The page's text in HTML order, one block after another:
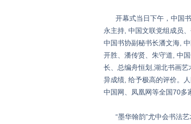
开幕式当日下午，中国书
永主持, 中国文联党组成员
中国书协副秘书长潘文海,
开胜、潘传贤、朱守道, 中
长、总编舟恒划,湖北书画
异成绩, 给予极高的评价。
中国网、凤凰网等全国70多
“墨华翰韵”尤中会书法艺